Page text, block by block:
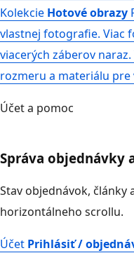
Kolekcie Hotové obrazy
vlastnej fotografie. Viac
viacerých záberov naraz.
rozmeru a materiálu pre
Účet a pomoc
Správa objednávky
Stav objednávok,
horizontálneho scrollu.
Účet Prihlásiť /